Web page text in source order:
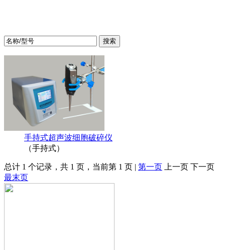
手持式超声波细胞破碎仪
（手持式）
总计 1 个记录，共 1 页，当前第 1 页 | 第一页 上一页 下一页
最末页